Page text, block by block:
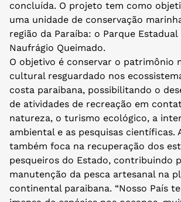
concluída. O projeto tem como
uma unidade de conservação
região da Paraíba: o Parque
Naufrágio Queimado.
O objetivo é conservar o patrimônio
cultural resguardado nos
costa paraibana, possibilitando o
de atividades de recreação em
natureza, o turismo ecológico, a
ambiental e as pesquisas científicas.
também foca na recuperação dos
pesqueiros do Estado, contribuindo
manutenção da pesca artesanal na
continental paraibana. “Nosso País